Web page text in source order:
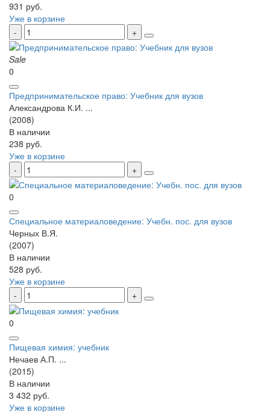
931 руб.
Уже в корзине
Sale
0
Предпринимательское право: Учебник для вузов
Александрова К.И. ...
(2008)
В наличии
238 руб.
Уже в корзине
0
Специальное материаловедение: Учебн. пос. для вузов
Черных В.Я.
(2007)
В наличии
528 руб.
Уже в корзине
0
Пищевая химия: учебник
Нечаев А.П. ...
(2015)
В наличии
3 432 руб.
Уже в корзине